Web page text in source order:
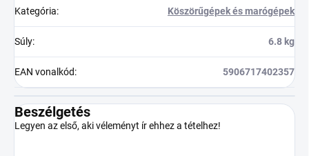
Kategória: Köszörűgépek és marógépek
Súly: 6.8 kg
EAN vonalkód: 5906717402357
Beszélgetés
Legyen az első, aki véleményt ír ehhez a tételhez!